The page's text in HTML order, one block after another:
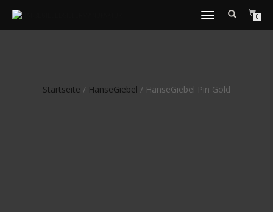
NAVIGATION
0
Startseite / HanseGiebel / HanseGiebel Pin Gold